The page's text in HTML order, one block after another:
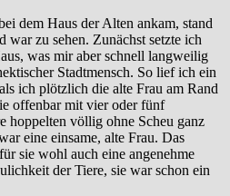
dem Haus der Alten ankam, stand
war zu sehen. Zunächst setzte ich
was mir aber schnell langweilig
Stadtmensch. So lief ich ein
ich plötzlich die alte Frau am Rand
offenbar mit vier oder fünf
hoppelten völlig ohne Scheu ganz
eine einsame, alte Frau. Das
sie wohl auch eine angenehme
der Tiere, sie war schon ein